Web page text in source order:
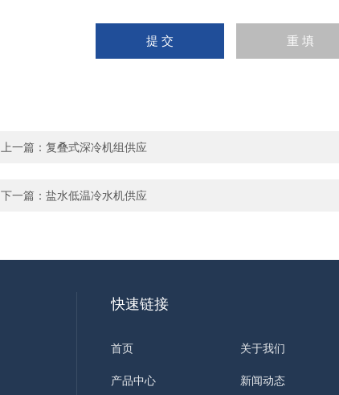
上一篇： 复叠式深冷机组供应
下一篇： 盐水低温冷水机供应
快速链接
首页 关于我们
产品中心 新闻动态